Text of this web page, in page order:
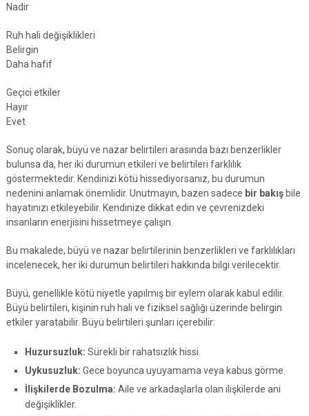
Nadir
Ruh hali değişiklikleri
Belirgin
Daha hafif
Geçici etkiler
Hayır
Evet
Sonuç olarak, büyü ve nazar belirtileri arasında bazı benzerlikler
bulunsa da, her iki durumun etkileri ve belirtileri farklılık
göstermektedir. Kendinizi kötü hissediyorsanız, bu durumun
nedenini anlamak önemlidir. Unutmayın, bazen sadece bir bakışbile
hayatınızı etkileyebilir. Kendinize dikkat edin ve çevrenizdeki
insanların enerjisini hissetmeye çalışın.
Bu makalede, büyü ve nazar belirtilerinin benzerlikleri ve farklılıkları
incelenecek, her iki durumun belirtileri hakkında bilgi verilecektir.
Büyü, genellikle kötü niyetle yapılmış bir eylem olarak kabul edilir.
Büyü belirtileri, kişinin ruh hali ve fiziksel sağlığı üzerinde belirgin
etkiler yaratabilir. Büyü belirtileri şunları içerebilir:
Huzursuzluk: Sürekli bir rahatsızlık hissi.
Uykusuzluk: Gece boyunca uyuyamama veya kabus görme.
İlişkilerde Bozulma: Aile ve arkadaşlarla olan ilişkilerde ani
değişiklikler.